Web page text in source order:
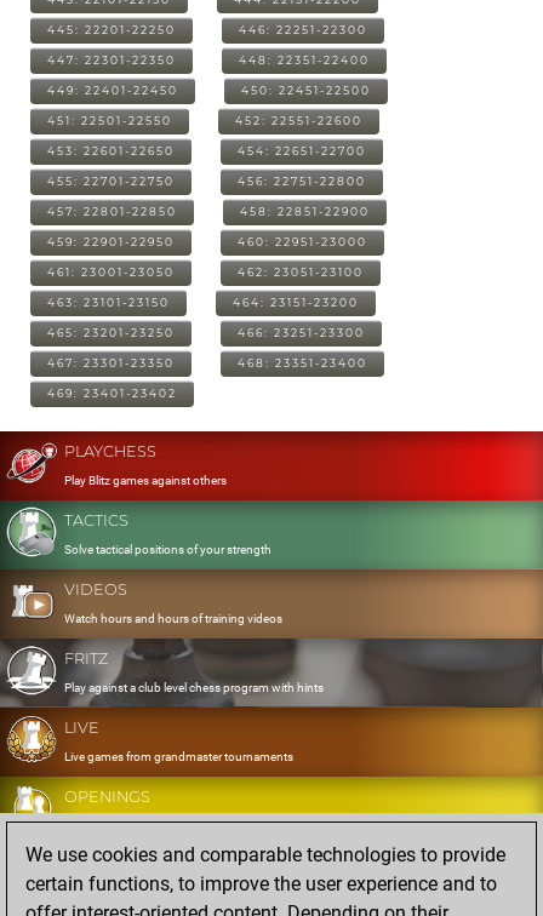
445: 22201-22250 446: 22251-22300
447: 22301-22350 448: 22351-22400
449: 22401-22450 450: 22451-22500
451: 22501-22550 452: 22551-22600
453: 22601-22650 454: 22651-22700
455: 22701-22750 456: 22751-22800
457: 22801-22850 458: 22851-22900
459: 22901-22950 460: 22951-23000
461: 23001-23050 462: 23051-23100
463: 23101-23150 464: 23151-23200
465: 23201-23250 466: 23251-23300
467: 23301-23350 468: 23351-23400
469: 23401-23402
PLAYCHESS
Play Blitz games against others
TACTICS
Solve tactical positions of your strength
VIDEOS
Watch hours and hours of training videos
FRITZ
Play against a club level chess program with hints
LIVE
Live games from grandmaster tournaments
OPENINGS
Develop and exercise your openings
DATABASE
Eight million strong games
We use cookies and comparable technologies to provide
certain functions, to improve the user experience and to